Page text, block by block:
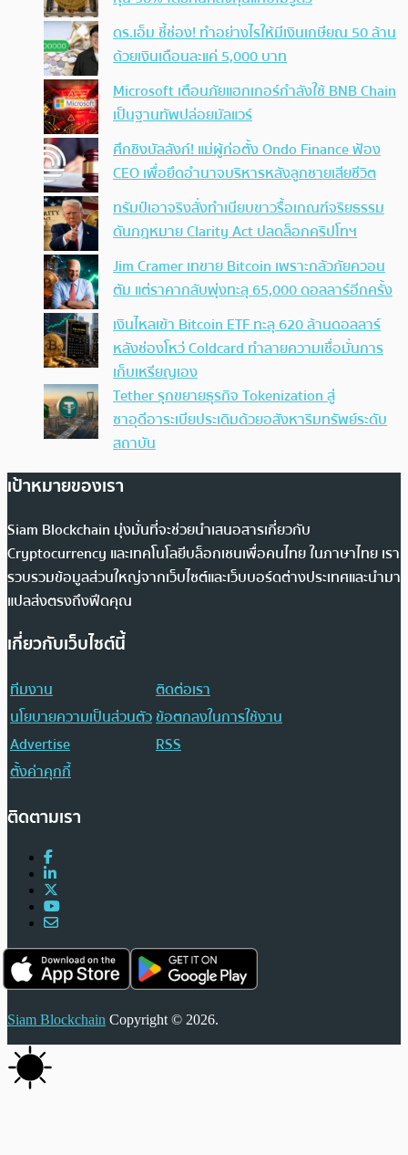
ดร.เอ็ม ชี้ช่อง! ทำอย่างไรให้มีเงินเกษียณ 50 ล้าน
ด้วยเงินเดือนละแค่ 5,000 บาท
Microsoft เตือนภัยแฮกเกอร์กำลังใช้ BNB Chain
เป็นฐานทัพปล่อยมัลแวร์
ศึกชิงบัลลังก์! แม่ผู้ก่อตั้ง Ondo Finance ฟ้อง
CEO เพื่อยึดอำนาจบริหารหลังลูกชายเสียชีวิต
ทรัมป์เอาจริง สั่งทำเนียบขาวรื้อเกณฑ์จริยธรรม
ดันกฎหมาย Clarity Act ปลดล็อกคริปโทฯ
Jim Cramer เทขาย Bitcoin เพราะกลัวภัยควอน
ตัม แต่ราคากลับพุ่งทะลุ 65,000 ดอลลาร์อีกครั้ง
เงินไหลเข้า Bitcoin ETF ทะลุ 620 ล้านดอลลาร์
หลังช่องโหว่ Coldcard ทำลายความเชื่อมั่นการ
เก็บเหรียญเอง
Tether รุกขยายธุรกิจ Tokenization สู่
ซาอุดีอาระเบียประเดิมด้วยอสังหาริมทรัพย์ระดับ
สถาบัน
เป้าหมายของเรา
Siam Blockchain มุ่งมั่นที่จะช่วยนำเสนอสารเกี่ยวกับ
Cryptocurrency และเทคโนโลยีบล็อกเชนเพื่อคนไทย ในภาษาไทย เรา
รวบรวมข้อมูลส่วนใหญ่จากเว็บไซต์และเว็บบอร์ดต่างประเทศและนำมา
แปลส่งตรงถึงฟีดคุณ
เกี่ยวกับเว็บไซต์นี้
ทีมงาน
ติดต่อเรา
นโยบายความเป็นส่วนตัวข้อตกลงในการใช้งาน
Advertise
RSS
ตั้งค่าคุกกี้
ติดตามเรา
Siam Blockchain Copyright © 2026.